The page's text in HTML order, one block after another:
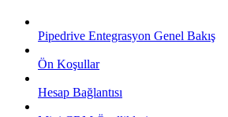
Pipedrive Entegrasyon Genel Bakış
Ön Koşullar
Hesap Bağlantısı